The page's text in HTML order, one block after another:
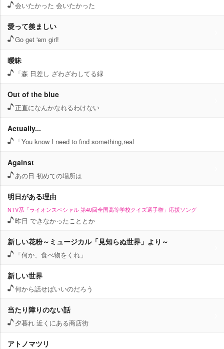
会いたかった 会いたかった
愛って羨ましい
Go get 'em girl!
曖昧
「森 日差し ざわざわしてる緑
Out of the blue
正直になんかなれるわけない
Actually...
「You know I need to find something,real
Against
あの日 初めての場所は
明日がある理由
NTV系「ライオンスペシャル 第40回全国高等学校クイズ選手権」応援ソング
昨日 できなかったこととか
新しい花粉～ミュージカル「見知らぬ世界」より～
「何か、食べ物をくれ」
新しい世界
何から話せばいいのだろう
当たり障りのない話
夕暮れ 近くにある商店街
アトノマツリ